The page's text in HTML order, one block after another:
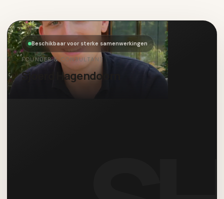
Beschikbaar voor sterke samenwerkingen
FOUNDER & CONSULTANT
Sjoerd Hagendoorn